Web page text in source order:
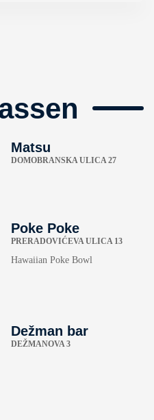
Matsu
DOMOBRANSKA ULICA 27
Poke Poke
PRERADOVIĆEVA ULICA 13
Hawaiian Poke Bowl
Dežman bar
DEŽMANOVA 3